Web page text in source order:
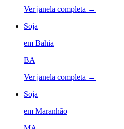
Ver janela completa →
Soja
em Bahia
BA
Ver janela completa →
Soja
em Maranhão